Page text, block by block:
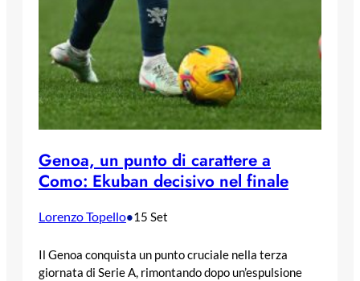
Genoa, un punto di carattere a
Como: Ekuban decisivo nel finale
Lorenzo Topello•15 Set
Il Genoa conquista un punto cruciale nella terza
giornata di Serie A, rimontando dopo un’espulsione